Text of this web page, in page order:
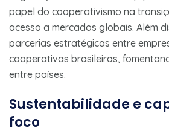
papel do cooperativismo na
acesso a mercados globais. Além
parcerias estratégicas entre
cooperativas brasileiras,
entre países.
Sustentabilidade e
foco